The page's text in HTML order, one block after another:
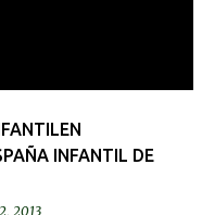
INFANTIL DE
2013